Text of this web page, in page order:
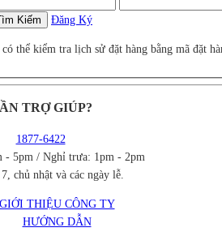
Kiếm Đăng Ký
thể kiểm tra lịch sử đặt hàng bằng mã đặt
TRỢ GIÚP?
1877-6422
- 5pm / Nghỉ trưa: 1pm - 2pm
chủ nhật và các ngày lễ.
GIỚI THIỆU CÔNG TY
HƯỚNG DẪN